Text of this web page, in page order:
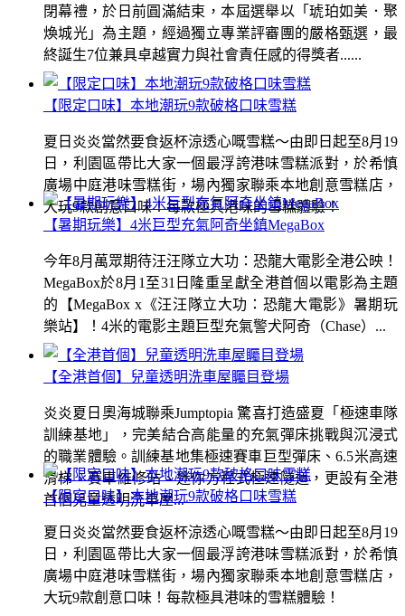
【限定口味】本地潮玩9款破格口味雪糕
夏日炎炎當然要食返杯涼透心嘅雪糕～由即日起至8月19
日，利園區帶比大家一個最浮誇港味雪糕派對，於希慎
廣場中庭港味雪糕街，場內獨家聯乘本地創意雪糕店，
大玩9款創意口味！每款極具港味的雪糕體驗！
【全港首個】兒童透明洗車屋矚目登場
炎炎夏日奧海城聯乘Jumptopia 驚喜打造盛夏「極速車隊
訓練基地」，完美結合高能量的充氣彈床挑戰與沉浸式
的職業體驗。訓練基地集極速賽車巨型彈床、6.5米高速
滑梯、賽車維修站、迷你方程式極速隧道，更設有全港
首個兒童透明洗車屋...
閉幕禮，於日前圓滿結束，本屆選舉以「琥珀如美．聚
煥城光」為主題，經過獨立專業評審團的嚴格甄選，最
終誕生7位兼具卓越實力與社會責任感的得獎者......
【暑期玩樂】4米巨型充氣阿奇坐鎮MegaBox
今年8月萬眾期待汪汪隊立大功：恐龍大電影全港公映！
MegaBox於8月1至31日隆重呈獻全港首個以電影為主題
的【MegaBox x《汪汪隊立大功：恐龍大電影》暑期玩
樂站】！4米的電影主題巨型充氣警犬阿奇（Chase）...
【限定口味】本地潮玩9款破格口味雪糕
夏日炎炎當然要食返杯涼透心嘅雪糕～由即日起至8月19
日，利園區帶比大家一個最浮誇港味雪糕派對，於希慎
廣場中庭港味雪糕街，場內獨家聯乘本地創意雪糕店，
大玩9款創意口味！每款極具港味的雪糕體驗！